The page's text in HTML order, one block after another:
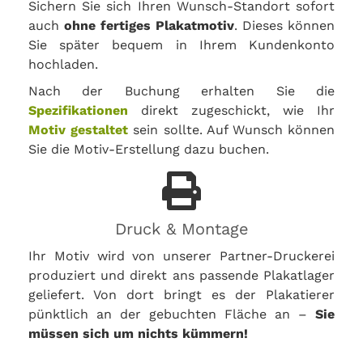
Sichern Sie sich Ihren Wunsch-Standort sofort
auch ohne fertiges Plakatmotiv. Dieses können
Sie später bequem in Ihrem Kundenkonto
hochladen.
Nach der Buchung erhalten Sie die
Spezifikationen direkt zugeschickt, wie Ihr
Motiv gestaltet sein sollte. Auf Wunsch können
Sie die Motiv-Erstellung dazu buchen.
Druck & Montage
Ihr Motiv wird von unserer Partner-Druckerei
produziert und direkt ans passende Plakatlager
geliefert. Von dort bringt es der Plakatierer
pünktlich an der gebuchten Fläche an – Sie
müssen sich um nichts kümmern!